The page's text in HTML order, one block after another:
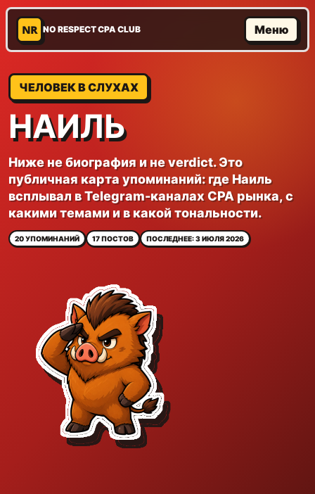
NR NO RESPECT CPA CLUB Меню
ЧЕЛОВЕК В СЛУХАХ
НАИЛЬ
Ниже не биография и не verdict. Это
публичная карта упоминаний: где Наиль
всплывал в Telegram-каналах CPA рынка, с
какими темами и в какой тональности.
20 УПОМИНАНИЙ 17 ПОСТОВ ПОСЛЕДНЕЕ: 3 ИЮЛЯ 2026